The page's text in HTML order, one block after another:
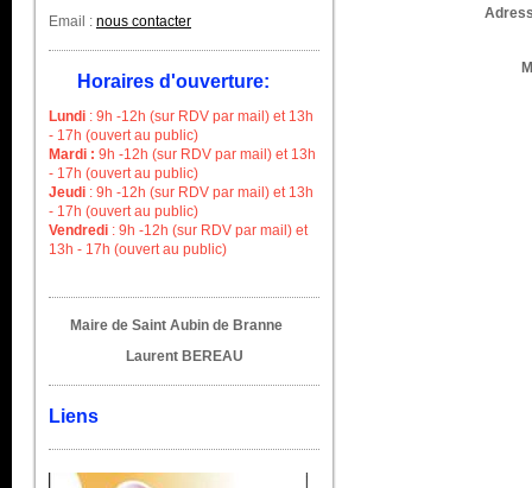
Email : nous contacter
Horaires d'ouverture:
Lundi : 9h -12h (sur RDV par mail) et 13h
- 17h (ouvert au public)
Mardi : 9h -12h (sur RDV par mail) et 13h
- 17h (ouvert au public)
Jeudi : 9h -12h (sur RDV par mail) et 13h
- 17h (ouvert au public)
Vendredi : 9h -12h (sur RDV par mail) et
13h - 17h (ouvert au public)
Maire de Saint Aubin de Branne
Laurent BEREAU
Liens